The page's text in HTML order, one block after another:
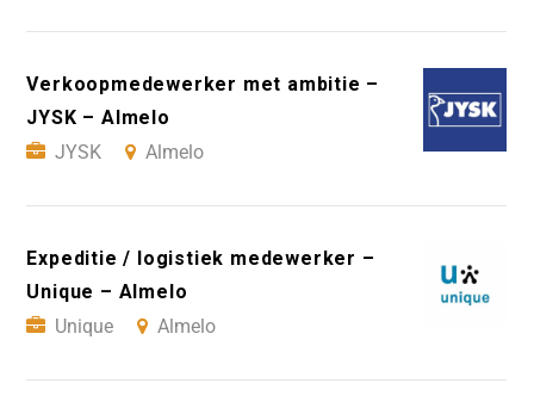
Verkoopmedewerker met ambitie –
JYSK – Almelo
JYSK
Almelo
Expeditie / logistiek medewerker –
Unique – Almelo
Unique
Almelo